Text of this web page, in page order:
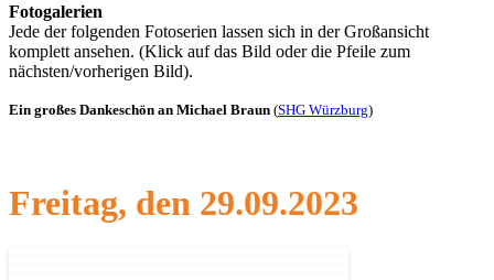
Fotogalerien
Jede der folgenden Fotoserien lassen sich in der Großansicht
komplett ansehen. (Klick auf das Bild oder die Pfeile zum
nächsten/vorherigen Bild).
Ein großes Dankeschön an Michael Braun (SHG Würzburg)
Freitag, den 29.09.2023